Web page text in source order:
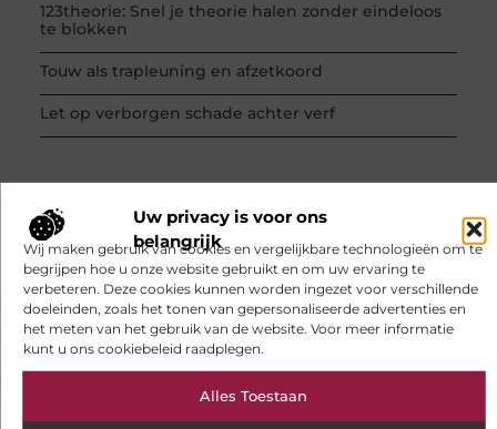
Uw privacy is voor ons
belangrijk
Wij maken gebruik van cookies en vergelijkbare technologieën om te
begrijpen hoe u onze website gebruikt en om uw ervaring te
verbeteren. Deze cookies kunnen worden ingezet voor verschillende
doeleinden, zoals het tonen van gepersonaliseerde advertenties en
het meten van het gebruik van de website. Voor meer informatie
kunt u ons cookiebeleid raadplegen.
Alles Toestaan
123theorie: Snel je theorie halen zonder eindeloos
te blokken
Touw als trapleuning en afzetkoord
Let op verborgen schade achter verf
VORIGE
Haal je rijbewijs in Amsterdam
VOLGENDE
Een refurbished laptop van Dell van hoge kwaliteit kopen doet u hier